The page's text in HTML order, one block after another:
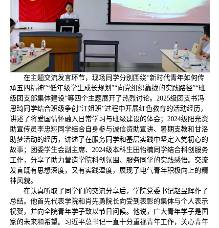
在主题交流发言环节，现场同学分别围绕“新时代青年如何传
承五四精神”“低年级学生成长规划”“向党组织靠拢的实践路径”“班
级团支部集体建设”等四个主题展开了热烈讨论。2025级团支书冯
思琦同学结合班级争创“江姐班”过程中开展红色教育的活动经历，
讲述了将爱国情怀融入日常学习与班级建设的体会；2024级阳光资
助宣传员李忠翔同学结合自身参与诚信资助宣讲、暑期支教和甘洛
助梦活动的经历，讲述了在服务同学和基层实践中坚定入党初心的
故事；团委学生会副主席、2024级本科生田怡楠同学结合科创服务
工作，分享了助力营造学院科创氛围、服务同学的实践感悟。交流
发言既有思想深度，又有实践温度，展现了电气青年积极向上的精
神风貌。
在认真听取了同学们的交流分享后，学院党委书记赵昱辉作了
总结。他首先代表学院和肖先勇院长向受到表彰的集体与个人表示
祝贺，并向全院青年学子致以节日问候。他说，广大青年学子是国
家的未来和希望。习近平总书记一直十分重视青年工作，关心青年